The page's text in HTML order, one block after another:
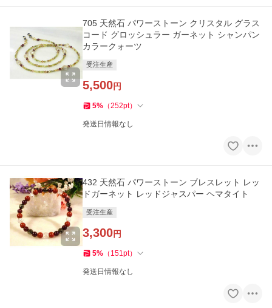
705 天然石 パワーストーン クリスタル グラス
コード グロッシュラー ガーネット シャンパン
カラークォーツ
受注生産
5,500円
5% （252pt）
発送日情報なし
432 天然石 パワーストーン ブレスレット レッ
ドガーネット レッドジャスパー ヘマタイト
受注生産
3,300円
5% （ 151pt）
発送日情報なし